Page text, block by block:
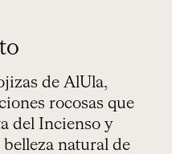
de AlUla,
rocosas que
del Incienso y
natural de